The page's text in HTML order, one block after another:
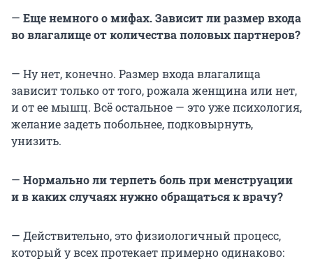
— Еще немного о мифах. Зависит ли размер входа
во влагалище от количества половых партнеров?
— Ну нет, конечно. Размер входа влагалища
зависит только от того, рожала женщина или нет,
и от ее мышц. Всё остальное — это уже психология,
желание задеть побольнее, подковырнуть,
унизить.
— Нормально ли терпеть боль при менструации
и в каких случаях нужно обращаться к врачу?
— Действительно, это физиологичный процесс,
который у всех протекает примерно одинаково: